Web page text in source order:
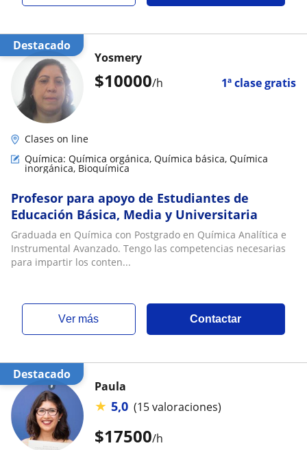
Destacado
$10000/h 1ª clase gratis
Yosmery
Clases on line
Química: Química orgánica, Química básica, Química
inorgánica, Bioquímica
Profesor para apoyo de Estudiantes de
Educación Básica, Media y Universitaria
Graduada en Química con Postgrado en Química Analítica e
Instrumental Avanzado. Tengo las competencias necesarias
para impartir los conten...
ver más Contactar
Destacado
$17500/h
Paula
★ 5,0 (15 valoraciones)